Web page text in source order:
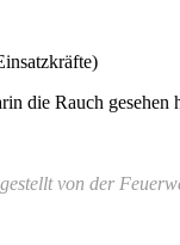
die Rauch
von der